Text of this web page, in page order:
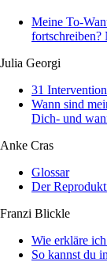
Meine To-
fortschreiben?
Julia Georgi
31
Wann sind
Dich- und
Anke Cras
Glossar
Der
Franzi Blickle
Wie erkläre
So kannst du